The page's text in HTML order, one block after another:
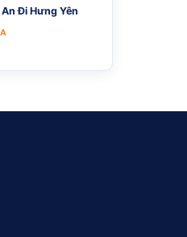
Đi Hưng Yên